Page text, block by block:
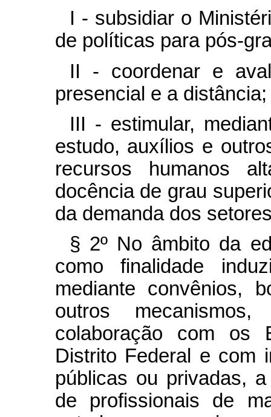
I - subsidiar o
de políticas para pós-
II - coordenar e
presencial e a distância;
III - estimular,
estudo, auxílios e
recursos humanos
docência de grau
da demanda dos
§ 2º No âmbito da
como finalidade
mediante convênios,
outros
colaboração com os
Distrito Federal e com
públicas ou privadas,
de profissionais de